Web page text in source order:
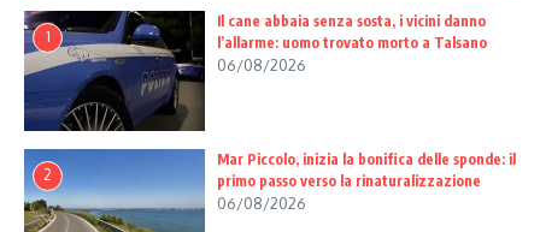
1
Il cane abbaia senza sosta, i vicini danno
l’allarme: uomo trovato morto a Talsano
06/08/2026
2
Mar Piccolo, inizia la bonifica delle sponde: il
primo passo verso la rinaturalizzazione
06/08/2026